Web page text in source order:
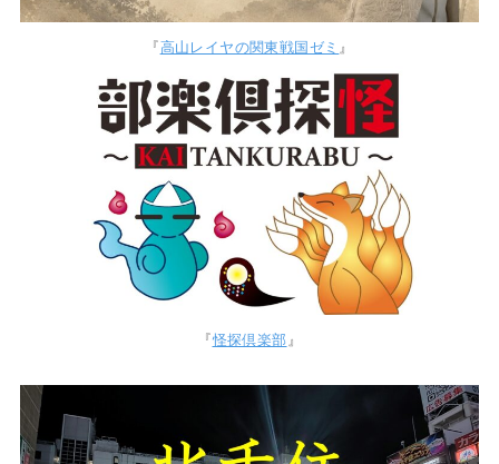
『高山レイヤの関東戦国ゼミ 』
『怪探倶楽部』